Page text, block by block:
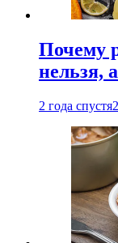
Почему
нельзя,
2 года спустя